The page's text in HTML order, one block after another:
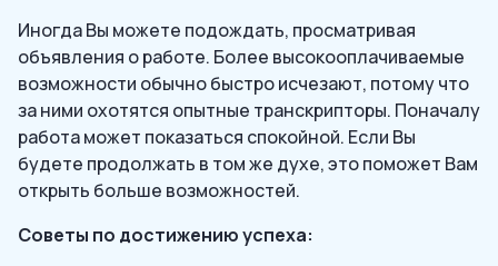
Иногда Вы можете подождать, просматривая
объявления о работе. Более высокооплачиваемые
возможности обычно быстро исчезают, потому что
за ними охотятся опытные транскрипторы. Поначалу
работа может показаться спокойной. Если Вы
будете продолжать в том же духе, это поможет Вам
открыть больше возможностей.
Советы по достижению успеха: